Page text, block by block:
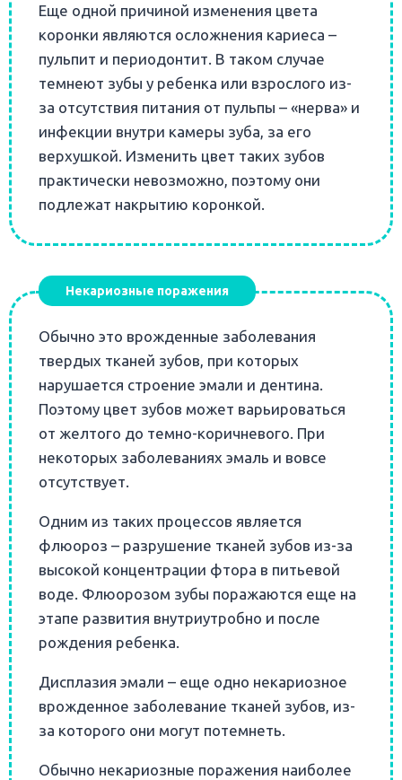
Еще одной причиной изменения цвета
коронки являются осложнения кариеса –
пульпит и периодонтит. В таком случае
темнеют зубы у ребенка или взрослого из-
за отсутствия питания от пульпы – «нерва» и
инфекции внутри камеры зуба, за его
верхушкой. Изменить цвет таких зубов
практически невозможно, поэтому они
подлежат накрытию коронкой.
Некариозные поражения
Обычно это врожденные заболевания
твердых тканей зубов, при которых
нарушается строение эмали и дентина.
Поэтому цвет зубов может варьироваться
от желтого до темно-коричневого. При
некоторых заболеваниях эмаль и вовсе
отсутствует.
Одним из таких процессов является
флюороз – разрушение тканей зубов из-за
высокой концентрации фтора в питьевой
воде. Флюорозом зубы поражаются еще на
этапе развития внутриутробно и после
рождения ребенка.
Дисплазия эмали – еще одно некариозное
врожденное заболевание тканей зубов, из-
за которого они могут потемнеть.
Обычно некариозные поражения наиболее